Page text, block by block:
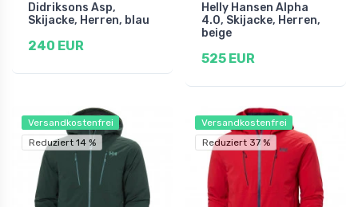
Didriksons Asp,
Skijacke, Herren, blau
240 EUR
Helly Hansen Alpha
4.0, Skijacke, Herren,
beige
525 EUR
Versandkostenfrei
Reduziert 14 %
Versandkostenfrei
Reduziert 37 %